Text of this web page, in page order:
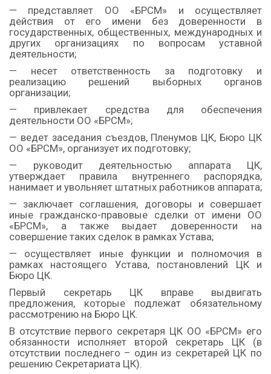
— представляет ОО «БРСМ» и осуществляет
действия от его имени без доверенности в
государственных, общественных, международных и
других организациях по вопросам уставной
деятельности;
— несет ответственность за подготовку и
реализацию решений выборных органов
организации;
— привлекает средства для обеспечения
деятельности ОО «БРСМ»;
— ведет заседания съездов, Пленумов ЦК, Бюро ЦК
ОО «БРСМ», организует их подготовку;
— руководит деятельностью аппарата ЦК,
утверждает правила внутреннего распорядка,
нанимает и увольняет штатных работников аппарата;
— заключает соглашения, договоры и совершает
иные гражданско-правовые сделки от имени ОО
«БРСМ», а также выдает доверенности на
совершение таких сделок в рамках Устава;
— осуществляет иные функции и полномочия в
рамках настоящего Устава, постановлений ЦК и
Бюро ЦК.
Первый секретарь ЦК вправе выдвигать
предложения, которые подлежат обязательному
рассмотрению на Бюро ЦК.
В отсутствие первого секретаря ЦК ОО «БРСМ» его
обязанности исполняет второй секретарь ЦК (в
отсутствии последнего – один из секретарей ЦК по
решению Секретариата ЦК).